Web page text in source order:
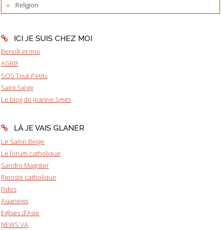
Religion
ICI JE SUIS CHEZ MOI
Benoît et moi
AGRIF
SOS Tout-Petits
Saint Siège
Le blog de Jeanne Smits
LÀ JE VAIS GLANER
Le Salon Beige
Le forum catholique
Sandro Magister
Riposte catholique
Fides
Asianews
Eglises d'Asie
NEWS.VA